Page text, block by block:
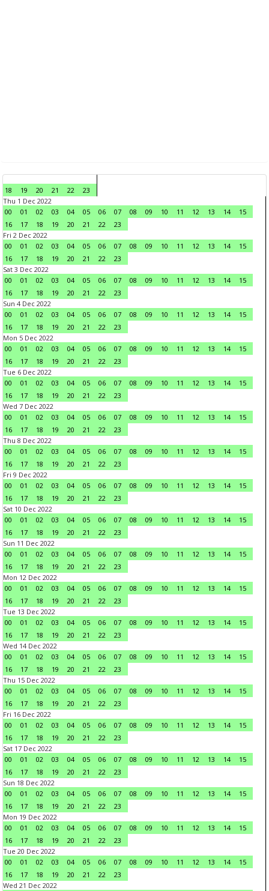
18 19 20 21 22
23
Thu 1 Dec 2022
00
01 02 03 04 05 06 07 08 09 10 11 12 13 14
15
16
17 18 19 20 21 22
23
Fri 2 Dec 2022
00
01 02 03 04 05 06 07 08 09 10 11 12 13 14
15
16
17 18 19 20 21 22
23
Sat 3 Dec 2022
00
01 02 03 04 05 06 07 08 09 10 11 12 13 14
15
16
17 18 19 20 21 22
23
Sun 4 Dec 2022
00
01 02 03 04 05 06 07 08 09 10 11 12 13 14
15
16
17 18 19 20 21 22
23
Mon 5 Dec 2022
00
01 02 03 04 05 06 07 08 09 10 11 12 13 14
15
16
17 18 19 20 21 22
23
Tue 6 Dec 2022
00
01 02 03 04 05 06 07 08 09 10 11 12 13 14
15
16
17 18 19 20 21 22
23
Wed 7 Dec 2022
00
01 02 03 04 05 06 07 08 09 10 11 12 13 14
15
16
17 18 19 20 21 22
23
Thu 8 Dec 2022
00
01 02 03 04 05 06 07 08 09 10 11 12 13 14
15
16
17 18 19 20 21 22
23
Fri 9 Dec 2022
00
01 02 03 04 05 06 07 08 09 10 11 12 13 14
15
16
17 18 19 20 21 22
23
Sat 10 Dec 2022
00
01 02 03 04 05 06 07 08 09 10 11 12 13 14
15
16
17 18 19 20 21 22
23
Sun 11 Dec 2022
00
01 02 03 04 05 06 07 08 09 10 11 12 13 14
15
16
17 18 19 20 21 22
23
Mon 12 Dec 2022
00
01 02 03 04 05 06 07 08 09 10 11 12 13 14
15
16
17 18 19 20 21 22
23
Tue 13 Dec 2022
00
01 02 03 04 05 06 07 08 09 10 11 12 13 14
15
16
17 18 19 20 21 22
23
Wed 14 Dec 2022
00
01 02 03 04 05 06 07 08 09 10 11 12 13 14
15
16
17 18 19 20 21 22
23
Thu 15 Dec 2022
00
01 02 03 04 05 06 07 08 09 10 11 12 13 14
15
16
17 18 19 20 21 22
23
Fri 16 Dec 2022
00
01 02 03 04 05 06 07 08 09 10 11 12 13 14
15
16
17 18 19 20 21 22
23
Sat 17 Dec 2022
00
01 02 03 04 05 06 07 08 09 10 11 12 13 14
15
16
17 18 19 20 21 22
23
Sun 18 Dec 2022
00
01 02 03 04 05 06 07 08 09 10 11 12 13 14
15
16
17 18 19 20 21 22
23
Mon 19 Dec 2022
00
01 02 03 04 05 06 07 08 09 10 11 12 13 14
15
16
17 18 19 20 21 22
23
Tue 20 Dec 2022
00
01 02 03 04 05 06 07 08 09 10 11 12 13 14
15
16
17 18 19 20 21 22
23
Wed 21 Dec 2022